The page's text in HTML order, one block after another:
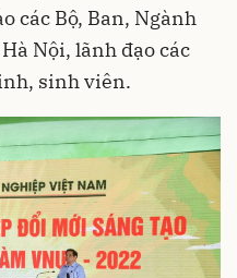
các Bộ, Ban, Ngành
Nội, lãnh đạo các
sinh viên.